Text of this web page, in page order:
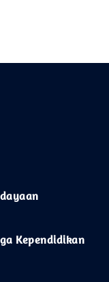
Kependidikan